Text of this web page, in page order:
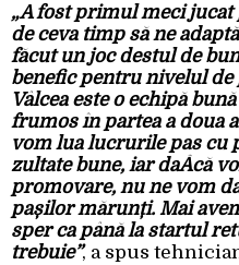
„A fost primul meci jucat
de ceva timp să ne
făcut un joc destul de
benefic pentru nivelul de
Vâlcea este o echipă
frumos în partea a doua
vom lua lucrurile pas cu
zultate bune, iar daÂ­că
promovare, nu ne vom
pașilor mărunți. Mai
sper ca până la startul
trebuie”, a spus